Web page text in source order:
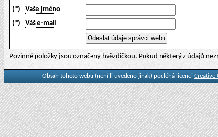
(*)
Vaše jméno
(*)
Váš e-mail
Povinné položky jsou označeny hvězdičkou. Pokud některý z údajů
Obsah tohoto webu (není-li uvedeno jinak) podléhá licenci Creative